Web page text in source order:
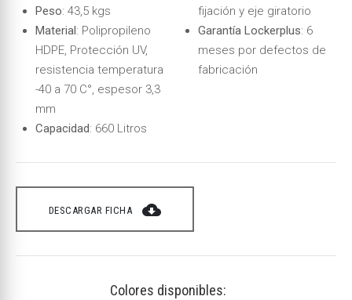
Peso: 43,5 kgs
Material : Polipropileno
HDPE, Protección UV,
resistencia temperatura
-40 a 70 C°, espesor 3,3
mm
Capacidad: 660 Litros
fijación y eje giratorio
Garantía Lockerplus: 6
meses por defectos de
fabricación
DESCARGAR FICHA cloud_download
Colores disponibles: